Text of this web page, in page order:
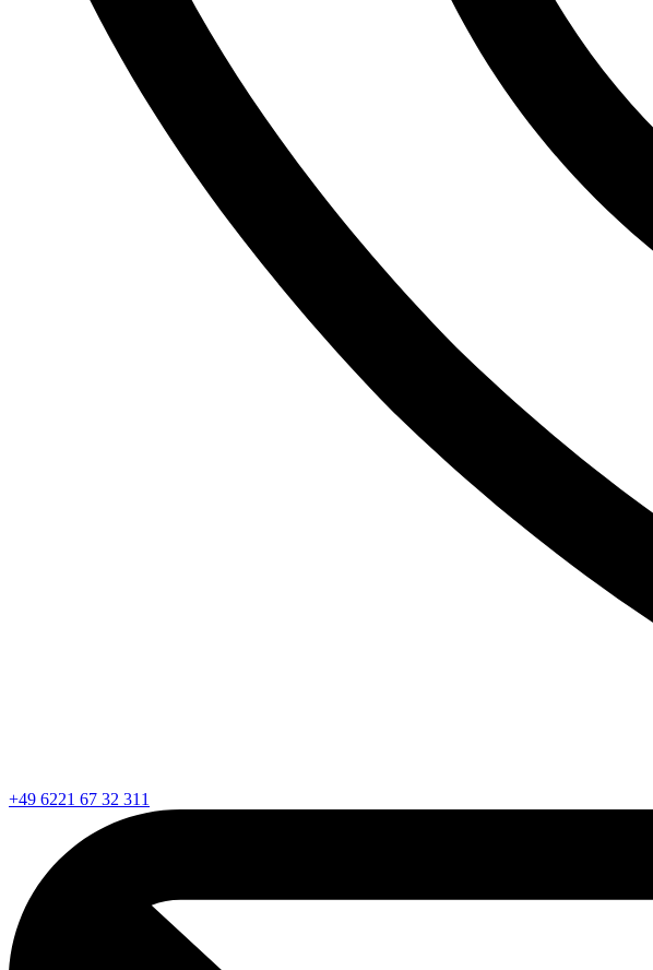
+49 6221 67 32 311